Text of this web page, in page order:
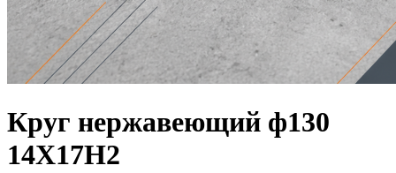
Круг нержавеющий ф130
14Х17Н2